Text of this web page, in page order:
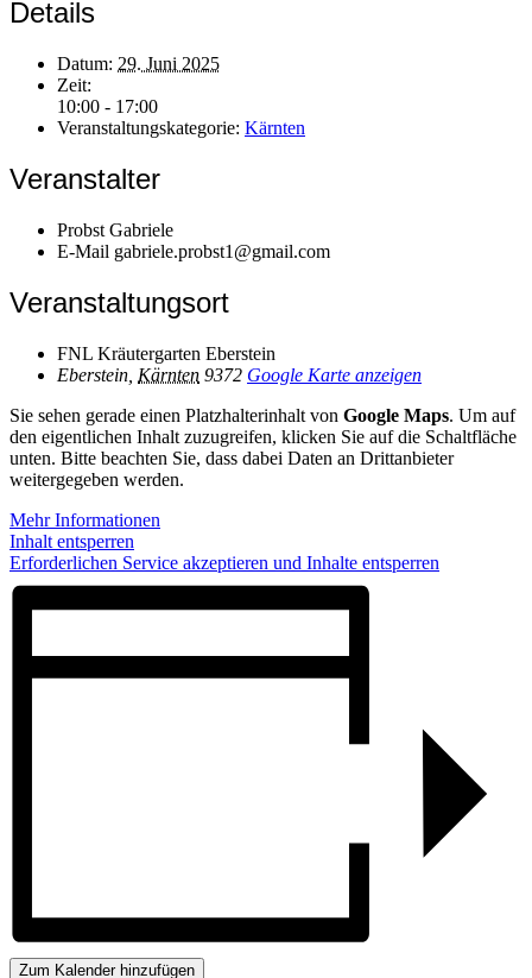
Details
Datum: 29. Juni 2025
Zeit:
10:00 - 17:00
Veranstaltungskategorie: Kärnten
Veranstalter
Probst Gabriele
E-Mail gabriele.probst1@gmail.com
Veranstaltungsort
FNL Kräutergarten Eberstein
Eberstein Kärnten 9372 Google Karte anzeigen
Sie sehen gerade einen Platzhalterinhalt von Google Maps. Um auf
den eigentlichen Inhalt zuzugreifen, klicken Sie auf die Schaltfläche
unten. Bitte beachten Sie, dass dabei Daten an Drittanbieter
weitergegeben werden.
Mehr Informationen
Inhalt entsperren
Erforderlichen Service akzeptieren und Inhalte entsperren
Zum Kalender hinzufügen